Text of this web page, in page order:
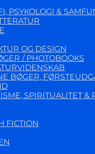
PSYKOLOGI &
OG DESIGN
/ PHOTOBOOKS
BØGER,
SPIRITUALITET &
FICTION